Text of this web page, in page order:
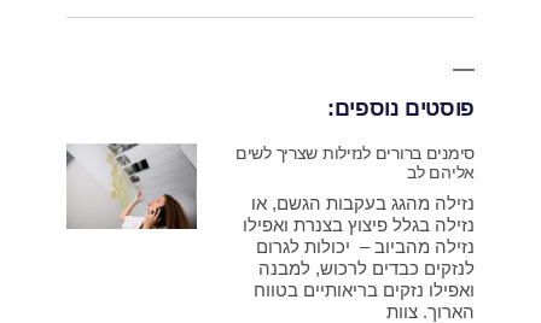
פוסטים נוספים:
סימנים ברורים לנזילות שצריך לשים
אליהם לב
נזילה מהגג בעקבות הגשם, או
נזילה בגלל פיצוץ בצנרת ואפילו
נזילה מהביוב – יכולות לגרום
לנזקים כבדים לרכוש, למבנה
ואפילו נזקים בריאותיים בטווח
הארוך. צוות